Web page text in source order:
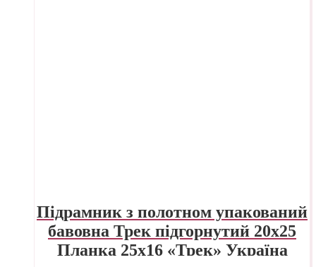
Підрамник з полотном упакований
бавовна Трек підгорнутий 20х25
Планка 25х16 «Трек» Україна